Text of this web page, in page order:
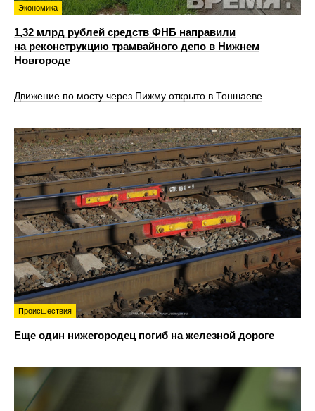
Экономика
1,32 млрд рублей средств ФНБ направили
на реконструкцию трамвайного депо в Нижнем
Новгороде
Движение по мосту через Пижму открыто в Тоншаеве
Происшествия
Еще один нижегородец погиб на железной дороге